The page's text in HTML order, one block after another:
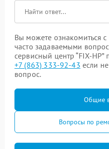
Вы можете ознакомиться
часто задаваемыми
сервисный центр “FIX-
+7 (863) 333-92-43 если
вопрос.
Общие
Вопросы по